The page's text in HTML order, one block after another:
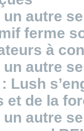
un autre
ferme
à
un autre
Lush
et de la
un autre